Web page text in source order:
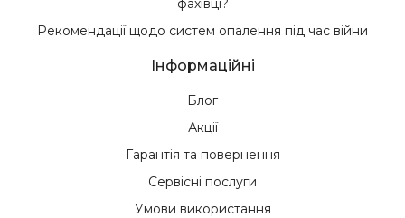
фахівці?
Рекомендації щодо систем опалення під час війни
Інформаційні
Блог
Акції
Гарантія та повернення
Сервісні послуги
Умови використання